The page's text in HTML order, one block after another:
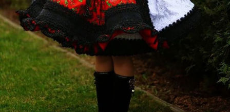
Sledujte prima+
Filmový festival Karlovy Vary
Pořady
Mámy sobě